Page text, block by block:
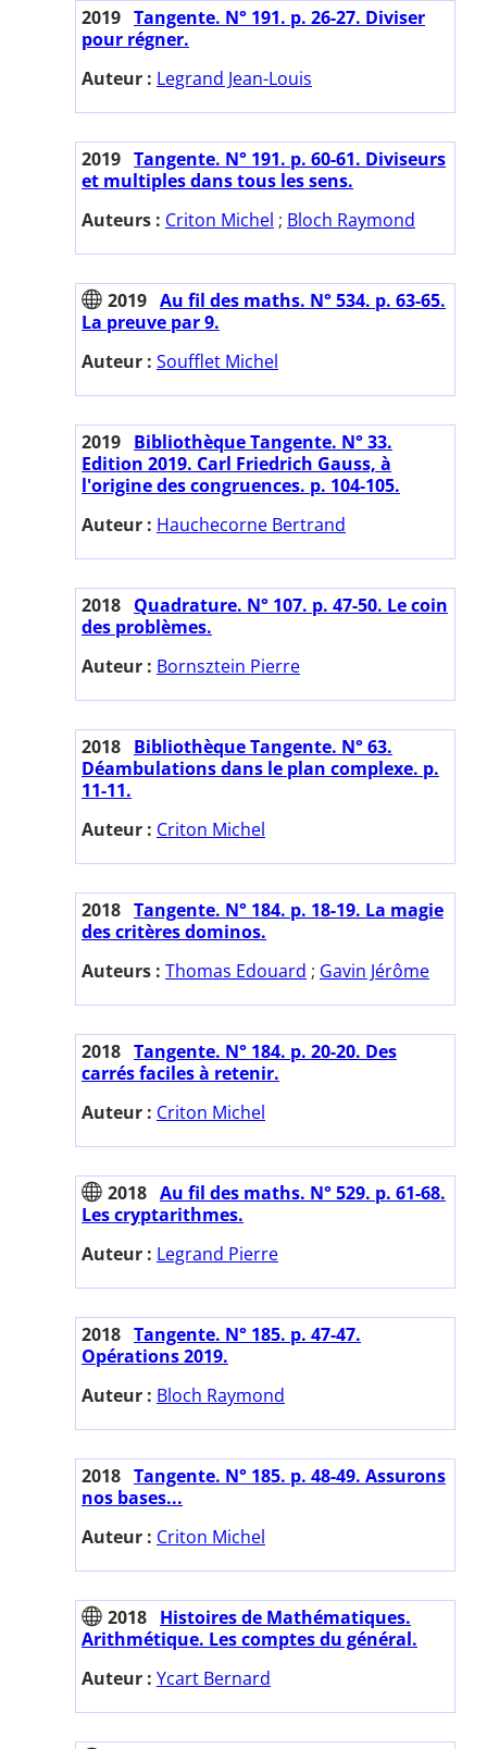
2019 Tangente. N° 191. p. 26-27. Diviser
pour régner.
Auteur : Legrand Jean-Louis
2019 Tangente. N° 191. p. 60-61. Diviseurs
et multiples dans tous les sens.
Auteurs : Criton Michel ; Bloch Raymond
2019 Au fil des maths. N° 534. p. 63-65.
La preuve par 9.
Auteur : Soufflet Michel
2019 Bibliothèque Tangente. N° 33.
Edition 2019. Carl Friedrich Gauss, à
l'origine des congruences. p. 104-105.
Auteur : Hauchecorne Bertrand
2018 Quadrature. N° 107. p. 47-50. Le coin
des problèmes.
Auteur : Bornsztein Pierre
2018 Bibliothèque Tangente. N° 63.
Déambulations dans le plan complexe. p.
11-11.
Auteur : Criton Michel
2018 Tangente. N° 184. p. 18-19. La magie
des critères dominos.
Auteurs : Thomas Edouard ; Gavin Jérôme
2018 Tangente. N° 184. p. 20-20. Des
carrés faciles à retenir.
Auteur : Criton Michel
2018 Au fil des maths. N° 529. p. 61-68.
Les cryptarithmes.
Auteur : Legrand Pierre
2018 Tangente. N° 185. p. 47-47.
Opérations 2019.
Auteur : Bloch Raymond
2018 Tangente. N° 185. p. 48-49. Assurons
nos bases...
Auteur : Criton Michel
2018 Histoires de Mathématiques.
Arithmétique. Les comptes du général.
Auteur : Ycart Bernard